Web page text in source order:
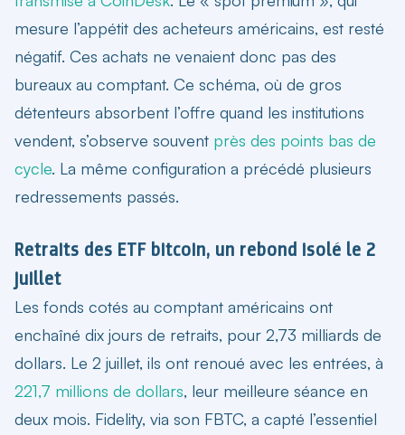
mesure l’appétit des acheteurs américains, est resté
négatif. Ces achats ne venaient donc pas des
bureaux au comptant. Ce schéma, où de gros
détenteurs absorbent l’offre quand les institutions
vendent, s’observe souvent près des points bas de
cycle. La même configuration a précédé plusieurs
redressements passés.
Retraits des ETF bitcoin, un rebond isolé le 2
juillet
Les fonds cotés au comptant américains ont
enchaîné dix jours de retraits, pour 2,73 milliards de
dollars. Le 2 juillet, ils ont renoué avec les entrées, à
221,7 millions de dollars, leur meilleure séance en
deux mois. Fidelity, via son FBTC, a capté l’essentiel